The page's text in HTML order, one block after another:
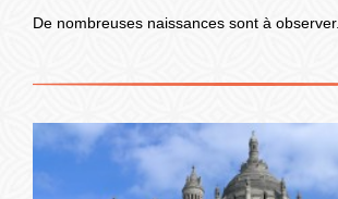
De nombreuses naissances sont à observer.